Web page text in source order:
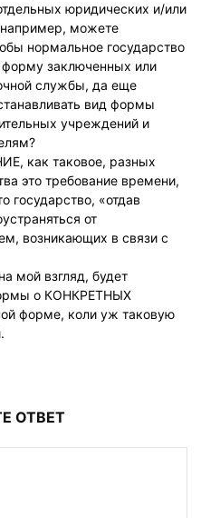
юридических и/или
можете
нормальное государство
форму заключенных или
службы, да еще
вид формы
учреждений и
как таковое, разных
это требование времени,
государство, «отдав
от
возникающих в связи с
мой взгляд, будет
о КОНКРЕТНЫХ
форме, коли уж таковую
ОТВЕТ